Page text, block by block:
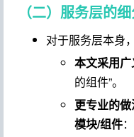
（二）服务层的
对于服务层本身
本文采用
的组件”。
更专业的
模块/组件：